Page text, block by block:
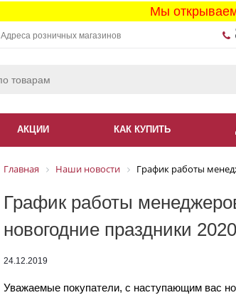
Мы
Адреса розничных магазинов
АКЦИИ КАК КУПИТЬ
Главная Наши новости График работы
График работы
новогодние праздники 2020
24.12.2019
Уважаемые покупатели, с наступающим вас